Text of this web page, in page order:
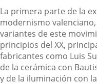
La primera parte de la
modernismo
variantes de este
principios del XX,
fabricantes como Luis
de la cerámica con
y de la iluminación con